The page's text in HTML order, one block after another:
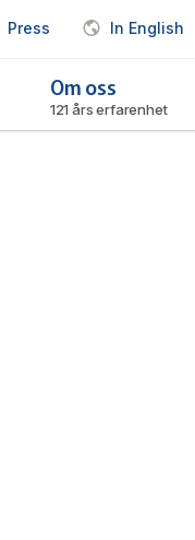
Press In English
Om oss
121 års erfarenhet